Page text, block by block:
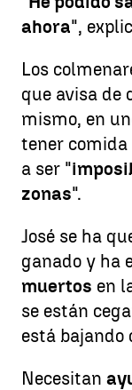
ahora",
Los
que avisa de
mismo, en
tener comida
a ser "
zonas".
José se ha
ganado y ha
muertos en
se están
está bajando
Necesitan